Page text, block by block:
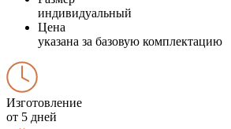
индивидуальный
Цена
указана за базовую комплектацию
Изготовление
от 5 дней